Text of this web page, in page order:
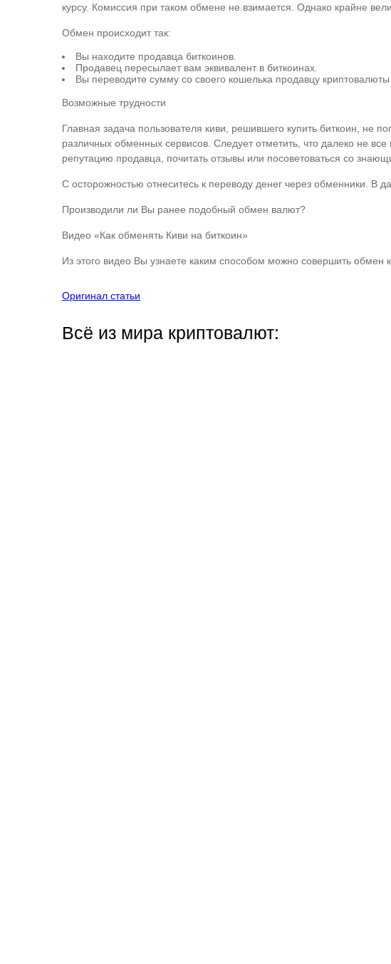
курсу. Комиссия при таком обмене не взимается. Однако крайне
Обмен происходит так:
Вы находите продавца биткоинов.
Продавец пересылает вам эквивалент в биткоинах.
Вы переводите сумму со своего кошелька продавцу криптовалюты
Возможные трудности
Главная задача пользователя киви, решившего купить биткоин, не
различных обменных сервисов. Следует отметить, что далеко не
репутацию продавца, почитать отзывы или посоветоваться со
С осторожностью отнеситесь к переводу денег через обменники. В
Производили ли Вы ранее подобный обмен валют?
Видео «Как обменять Киви на биткоин»
Из этого видео Вы узнаете каким способом можно совершить обмен
Оригинал статьи
Всё из мира криптовалют: